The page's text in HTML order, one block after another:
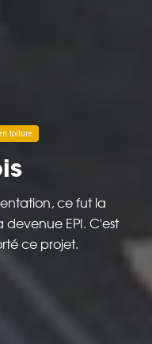
toiture
ce fut la
devenue EPI. C'est
ce projet.